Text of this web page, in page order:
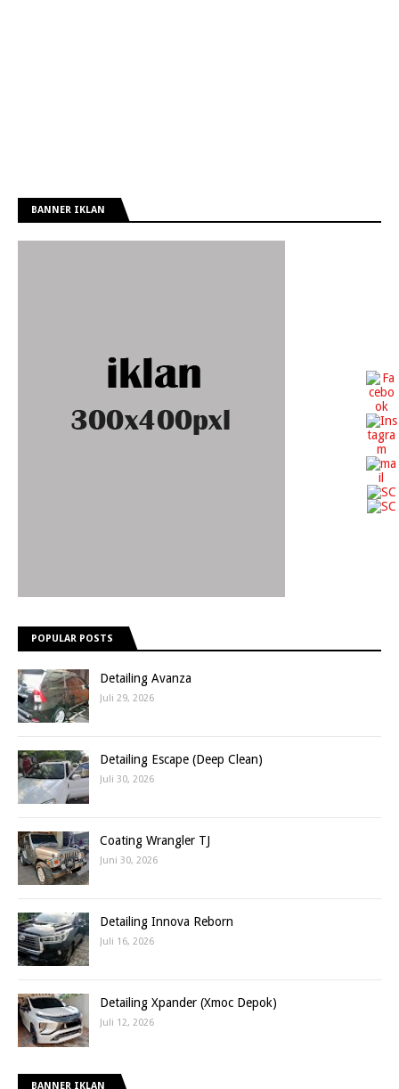
BANNER IKLAN
POPULAR POSTS
Detailing Avanza
Juli 29, 2026
Detailing Escape (Deep Clean)
Juli 30, 2026
Coating Wrangler TJ
Juni 30, 2026
Detailing Innova Reborn
Juli 16, 2026
Detailing Xpander (Xmoc Depok)
Juli 12, 2026
BANNER IKLAN